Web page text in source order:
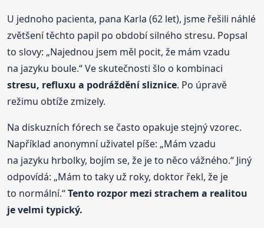
U jednoho pacienta, pana Karla (62 let), jsme řešili náhlé
zvětšení těchto papil po období silného stresu. Popsal
to slovy: „Najednou jsem měl pocit, že mám vzadu
na jazyku boule.“ Ve skutečnosti šlo o kombinaci
stresu, refluxu a podráždění sliznice. Po úpravě
režimu obtíže zmizely.
Na diskuzních fórech se často opakuje stejný vzorec.
Například anonymní uživatel píše: „Mám vzadu
na jazyku hrbolky, bojím se, že je to něco vážného.“ Jiný
odpovídá: „Mám to taky už roky, doktor řekl, že je
to normální.“Tento rozpor mezi strachem a realitou
je velmi typický.